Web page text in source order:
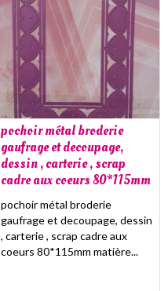
pochoir métal broderie
gaufrage et decoupage,
dessin , carterie , scrap
cadre aux coeurs 80*115mm
pochoir métal broderie
gaufrage et decoupage, dessin
, carterie , scrap cadre aux
coeurs 80*115mm matière...